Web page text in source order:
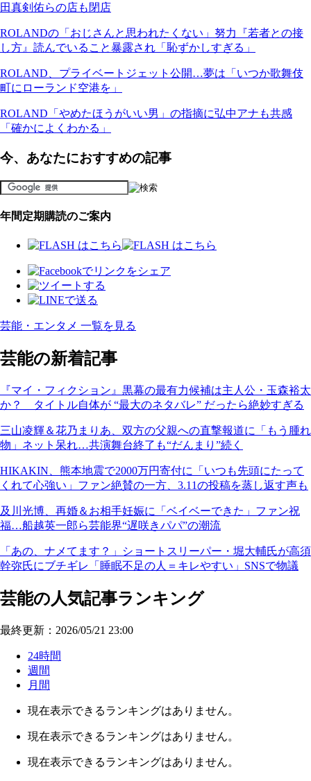
田真剣佑らの店も閉店
ROLANDの「おじさんと思われたくない」努力『若者との接
し方』読んでいること暴露され「恥ずかしすぎる」
ROLAND、プライベートジェット公開…夢は「いつか歌舞伎
町にローランド空港を」
ROLAND「やめたほうがいい男」の指摘に弘中アナも共感
「確かによくわかる」
今、あなたにおすすめの記事
年間定期購読のご案内
芸能・エンタメ 一覧を見る
芸能の新着記事
『マイ・フィクション』黒幕の最有力候補は主人公・玉森裕太
か？ タイトル自体が “最大のネタバレ” だったら絶妙すぎる
三山凌輝＆花乃まりあ、双方の父親への直撃報道に「もう腫れ
物」ネット呆れ…共演舞台終了も“だんまり”続く
HIKAKIN、熊本地震で2000万円寄付に「いつも先頭にたって
くれて心強い」ファン絶賛の一方、3.11の投稿を蒸し返す声も
及川光博、再婚＆お相手妊娠に「ベイベーできた」ファン祝
福…船越英一郎ら芸能界“遅咲きパパ”の潮流
「あの、ナメてます？」ショートスリーパー・堀大輔氏が高須
幹弥氏にブチギレ「睡眠不足の人＝キレやすい」SNSで物議
芸能の人気記事ランキング
最終更新：2026/05/21 23:00
24時間
週間
月間
現在表示できるランキングはありません。
現在表示できるランキングはありません。
現在表示できるランキングはありません。